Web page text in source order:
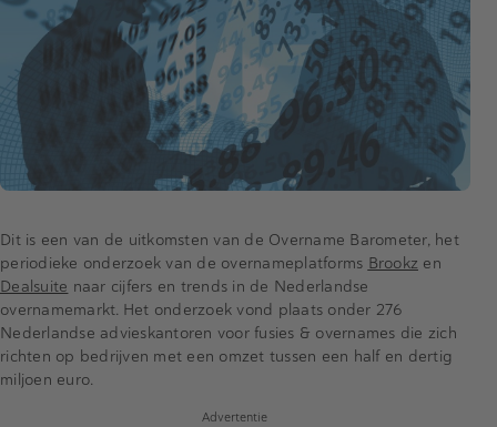
Dit is een van de uitkomsten van de Overname Barometer, het
periodieke onderzoek van de overnameplatforms Brookz en
Dealsuite naar cijfers en trends in de Nederlandse
overnamemarkt. Het onderzoek vond plaats onder 276
Nederlandse advieskantoren voor fusies & overnames die zich
richten op bedrijven met een omzet tussen een half en dertig
miljoen euro.
Advertentie